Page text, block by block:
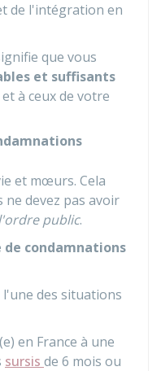
de l'intégration en
que vous
et suffisants
à ceux de votre
et mœurs. Cela
devez pas avoir
public.
de condamnations
l'une des situations
en France à une
sursis de 6 mois ou